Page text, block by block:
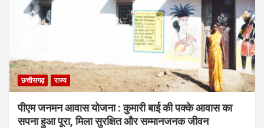
छत्तीसगढ़ राज्य
पीएम जनमन आवास योजना : कुमारी बाई की पक्के आवास का
सपना हुआ पूरा, मिला सुरक्षित और सम्मानजनक जीवन